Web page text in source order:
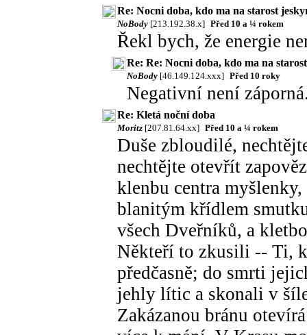
Re: Nocni doba, kdo ma na starost
NoBody [213.192.38.x] Před 10 a ¼ rokem
Řekl bych, že energie
Re: Re: Nocni doba, kdo ma na
NoBody [46.149.124.xxx] Před 10 roky
Negativní není
Re: Kletá noční doba
Moritz [207.81.64.xx] Před 10 a ¼ rokem
Duše zbloudilé,
nechtějte otevřít
klenbu centra
blanitým křídlem
všech Dveřníků, a
Někteří to zkusili -- Ti,
předčasně; do smrti
jehly lític a skonali v
Zakázanou bránu